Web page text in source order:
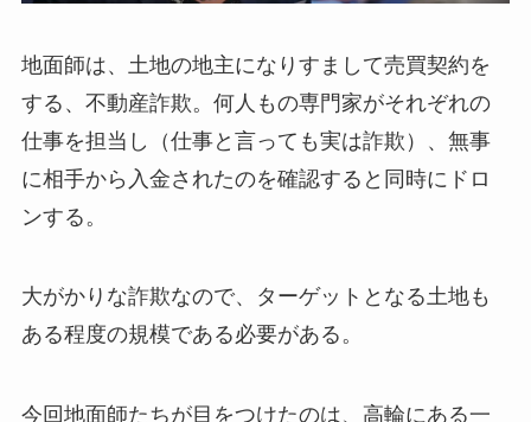
地面師は、土地の地主になりすまして売買契約を
する、不動産詐欺。何人もの専門家がそれぞれの
仕事を担当し（仕事と言っても実は詐欺）、無事
に相手から入金されたのを確認すると同時にドロ
ンする。
大がかりな詐欺なので、ターゲットとなる土地も
ある程度の規模である必要がある。
今回地面師たちが目をつけたのは、高輪にある一